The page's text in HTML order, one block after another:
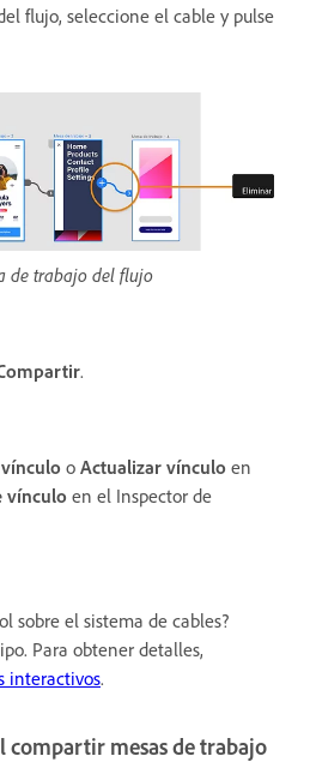
flujo, seleccione el cable y pulse
de trabajo del flujo
.
o Actualizar vínculo en
vínculo en el Inspector de
sobre el sistema de cables?
Para obtener detalles,
interactivos.
compartir mesas de trabajo